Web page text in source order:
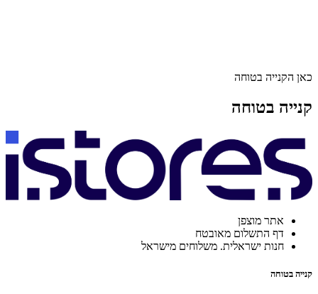
כאן הקנייה בטוחה
קנייה בטוחה
אתר מוצפן
דף התשלום מאובטח
חנות ישראלית. משלוחים מישראל
קנייה בטוחה